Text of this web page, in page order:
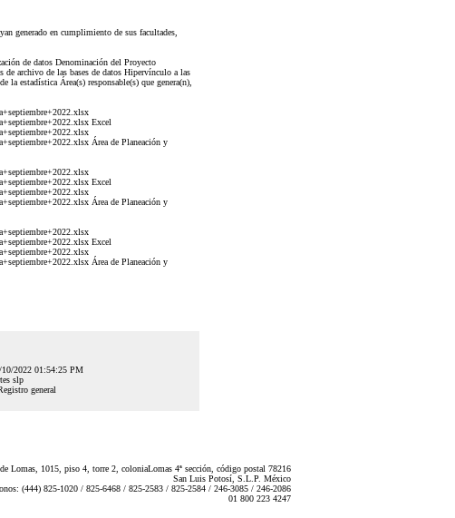
generado en cumplimiento de sus facultades,
de datos Denominación del Proyecto
archivo de las bases de datos Hipervínculo a las
la estadística Área(s) responsable(s) que genera(n),
Excel
Área de Planeación y
Excel
Área de Planeación y
Excel
Área de Planeación y
10/2022 01:54:25 PM
slp
general
Lomas, 1015, piso 4, torre 2, coloniaLomas 4ª sección, código postal 78216
San Luis Potosí, S.L.P. México
(444) 825-1020 / 825-6468 / 825-2583 / 825-2584 / 246-3085 / 246-2086
01 800 223 4247